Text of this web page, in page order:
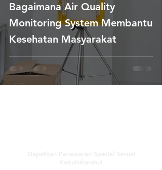
Bagaimana Air Quality
Monitoring System Membantu
Kesehatan Masyarakat